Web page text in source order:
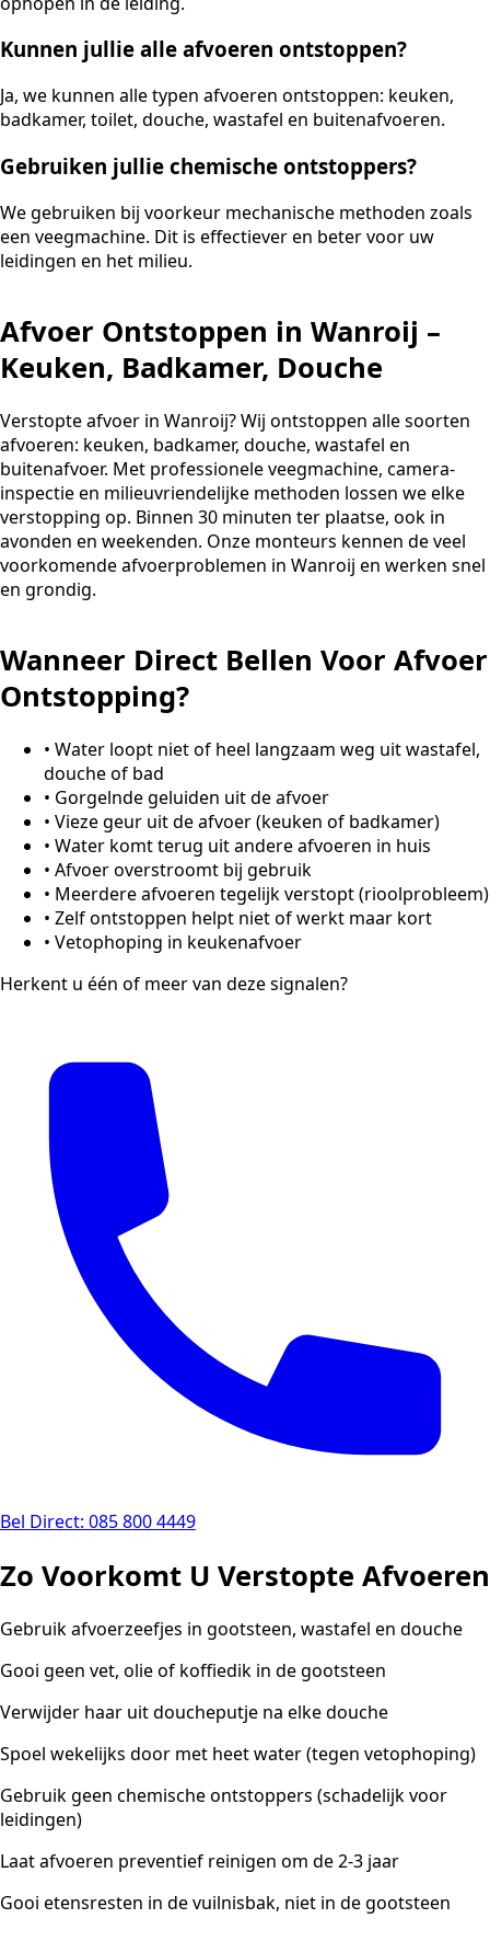
Kunnen jullie alle afvoeren ontstoppen?
Ja, we kunnen alle typen afvoeren ontstoppen: keuken,
badkamer, toilet, douche, wastafel en buitenafvoeren.
Gebruiken jullie chemische ontstoppers?
We gebruiken bij voorkeur mechanische methoden zoals
een veegmachine. Dit is effectiever en beter voor uw
leidingen en het milieu.
Afvoer Ontstoppen in Wanroij –
Keuken, Badkamer, Douche
Verstopte afvoer in Wanroij? Wij ontstoppen alle soorten
afvoeren: keuken, badkamer, douche, wastafel en
buitenafvoer. Met professionele veegmachine, camera-
inspectie en milieuvriendelijke methoden lossen we elke
verstopping op. Binnen 30 minuten ter plaatse, ook in
avonden en weekenden. Onze monteurs kennen de veel
voorkomende afvoerproblemen in Wanroij en werken snel
en grondig.
Wanneer Direct Bellen Voor Afvoer
Ontstopping?
• Water loopt niet of heel langzaam weg uit wastafel,
douche of bad
• Gorgelnde geluiden uit de afvoer
• Vieze geur uit de afvoer (keuken of badkamer)
• Water komt terug uit andere afvoeren in huis
• Afvoer overstroomt bij gebruik
• Meerdere afvoeren tegelijk verstopt (rioolprobleem)
• Zelf ontstoppen helpt niet of werkt maar kort
• Vetophoping in keukenafvoer
Herkent u één of meer van deze signalen?
Bel Direct: 085 800 4449
Zo Voorkomt U Verstopte Afvoeren
Gebruik afvoerzeefjes in gootsteen, wastafel en douche
Gooi geen vet, olie of koffiedik in de gootsteen
Verwijder haar uit doucheputje na elke douche
Spoel wekelijks door met heet water (tegen vetophoping)
Gebruik geen chemische ontstoppers (schadelijk voor
leidingen)
Laat afvoeren preventief reinigen om de 2-3 jaar
Gooi etensresten in de vuilnisbak, niet in de gootsteen